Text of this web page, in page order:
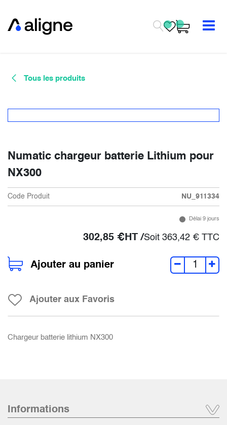
Tous les produits
Numatic chargeur batterie Lithium pour
NX300
Code Produit NU_911334
Délai 9 jours
302,85 €HT /Soit 363,42 € TTC
Ajouter au panier
Ajouter aux Favoris
Chargeur batterie lithium NX300
Informations